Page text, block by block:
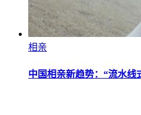
相亲
中国相亲新趋势：“流水线